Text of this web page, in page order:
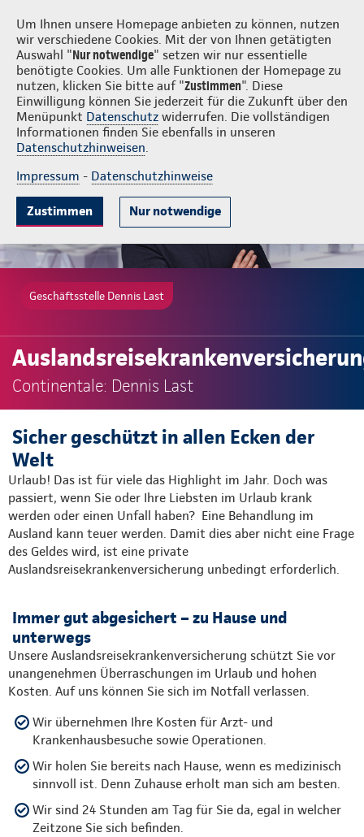
Um Ihnen unsere Homepage anbieten zu können, nutzen
wir verschiedene Cookies. Mit der von Ihnen getätigten
Auswahl "Nur notwendige" setzen wir nur essentielle
benötigte Cookies. Um alle Funktionen der Homepage zu
nutzen, klicken Sie bitte auf "Zustimmen". Diese
Einwilligung können Sie jederzeit für die Zukunft über den
Menüpunkt Datenschutz widerrufen. Die vollständigen
Informationen finden Sie ebenfalls in unseren
Datenschutzhinweisen.
Impressum - Datenschutzhinweise
Zustimmen Nur notwendige
Dennis Last Login
Gute Gründe Tarife & Leistungen Wissenswertes Beratung &
Geschäftsstelle Dennis Last
Continentale: Dennis Last
Sicher geschützt in allen Ecken der
Welt
Urlaub! Das ist für viele das Highlight im Jahr. Doch was
passiert, wenn Sie oder Ihre Liebsten im Urlaub krank
werden oder einen Unfall haben? Eine Behandlung im
Ausland kann teuer werden. Damit dies aber nicht eine Frage
des Geldes wird, ist eine private
Auslandsreisekrankenversicherung unbedingt erforderlich.
Immer gut abgesichert – zu Hause und
unterwegs
Unsere Auslandsreisekrankenversicherung schützt Sie vor
unangenehmen Überraschungen im Urlaub und hohen
Kosten. Auf uns können Sie sich im Notfall verlassen.
Wir übernehmen Ihre Kosten für Arzt- und
Krankenhausbesuche sowie Operationen.
Wir holen Sie bereits nach Hause, wenn es medizinisch
sinnvoll ist. Denn Zuhause erholt man sich am besten.
Wir sind 24 Stunden am Tag für Sie da, egal in welcher
Zeitzone Sie sich befinden.